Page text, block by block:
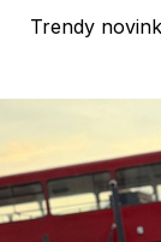
Trendy